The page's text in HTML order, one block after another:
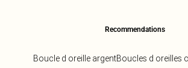
Recommendations
Boucle d oreille argentBoucles d oreilles